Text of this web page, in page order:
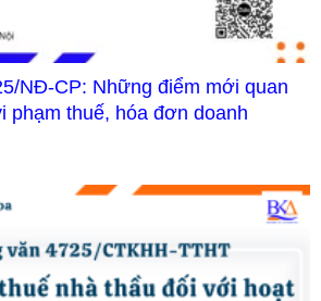
NĐ-CP: Những điểm mới quan
phạm thuế, hóa đơn doanh